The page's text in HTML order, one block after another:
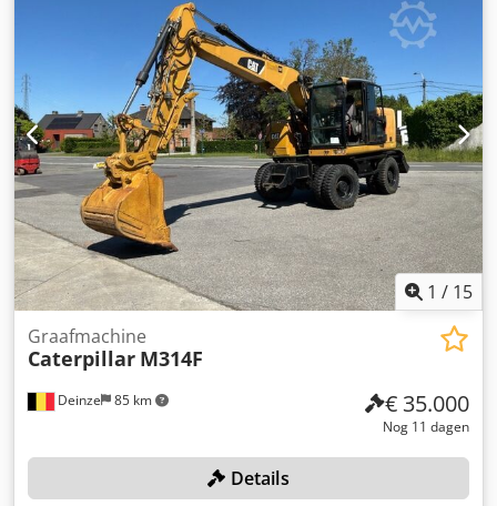
Merk/Type: PZS 345 - └ Bouwjaar batterij: 2009 - └
Capaciteit: 345Ah - └ Accu spanning: 24V - └ Trog lengte
[mm]: 790 - └ Trog breedte [mm]: 210 - └ Trog hoogte
[mm]: 640 - Transportafmetingen: 1960mm x 850mm x
1950mm (l x b x h) - Transportgewicht [kg]: 1270kg -
Transportcolli [st.]: 1 Financiële informatie BTW: De
getoonde prijs is exclusief BTW BTW/marge: BTW
verrekenbaar voor ondernemers Levering en inruil altijd
mogelijk van alles in de industriële sectoren Koen van Lent
1 / 15
Deinze 85 km
Graafmachine
Caterpillar M314F
€ 35.000
Nog 11 dagen
Details